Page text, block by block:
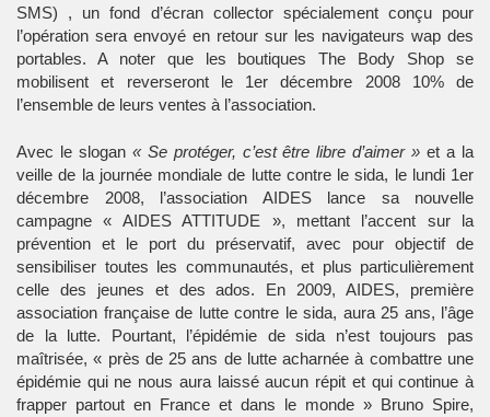
SMS) , un fond d’écran collector spécialement conçu pour
l’opération sera envoyé en retour sur les navigateurs wap des
portables. A noter que les boutiques The Body Shop se
mobilisent et reverseront le 1er décembre 2008 10% de
l’ensemble de leurs ventes à l’association.
Avec le slogan « Se protéger, c’est être libre d’aimer » et a la
veille de la journée mondiale de lutte contre le sida, le lundi 1er
décembre 2008, l’association AIDES lance sa nouvelle
campagne « AIDES ATTITUDE », mettant l’accent sur la
prévention et le port du préservatif, avec pour objectif de
sensibiliser toutes les communautés, et plus particulièrement
celle des jeunes et des ados. En 2009, AIDES, première
association française de lutte contre le sida, aura 25 ans, l’âge
de la lutte. Pourtant, l’épidémie de sida n’est toujours pas
maîtrisée, « près de 25 ans de lutte acharnée à combattre une
épidémie qui ne nous aura laissé aucun répit et qui continue à
frapper partout en France et dans le monde » Bruno Spire,